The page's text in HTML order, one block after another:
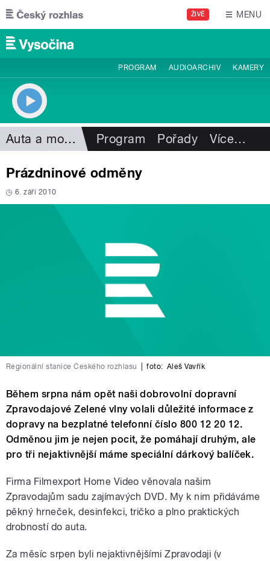
Přejít k hlavnímu obsahu
ŽIVĚ MENU
PROGRAM AUDIOARCHIV KAMERY
Auta a motorismus Program Pořady Více…
Prázdninové odměny
6. září 2010
Regionální stanice Českého rozhlasu foto: Aleš Vavřík
Během srpna nám opět naši dobrovolní dopravní
Zpravodajové Zelené vlny volali důležité informace z
dopravy na bezplatné telefonní číslo 800 12 20 12.
Odměnou jim je nejen pocit, že pomáhají druhým, ale
pro tři nejaktivnější máme speciální dárkový balíček.
Firma Filmexport Home Video věnovala našim
Zpravodajům sadu zajímavých DVD. My k nim přidáváme
pěkný hrneček, desinfekci, tričko a plno praktických
drobností do auta.
Za měsíc srpen byli nejaktivnějšími Zpravodaji (v